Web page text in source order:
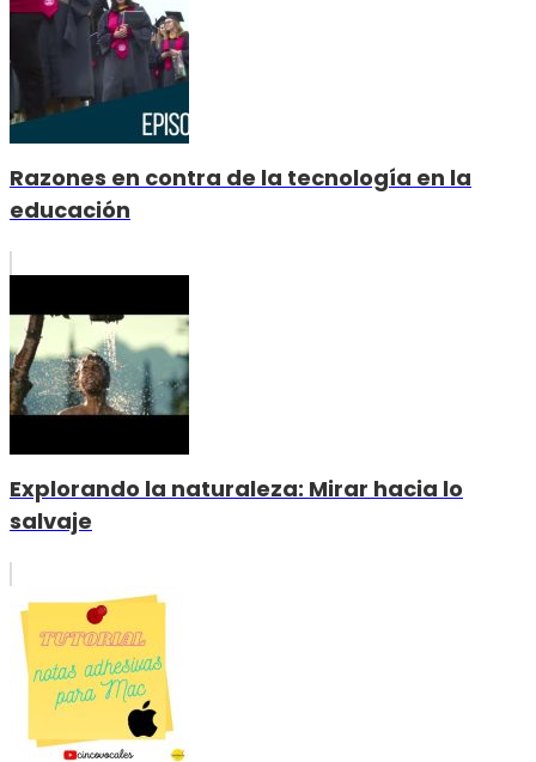
Razones en contra de la tecnología en la
educación
Explorando la naturaleza: Mirar hacia lo
salvaje